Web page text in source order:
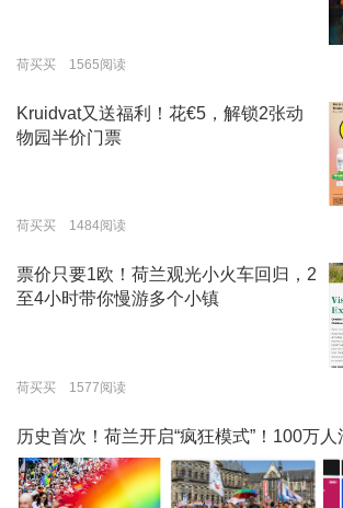
荷买买 1565阅读
Kruidvat又送福利！花€5，解锁2张动
物园半价门票
荷买买 1484阅读
票价只要1欧！荷兰观光小火车回归，2
至4小时带你慢游多个小镇
荷买买 1577阅读
历史首次！荷兰开启“疯狂模式”！100万